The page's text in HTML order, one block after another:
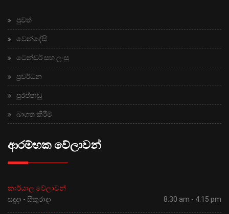
පුවත්
වෙන්දේසි
ටෙන්ඩර් සහ ලංසු
ප්‍රවර්ධන
පුරප්පාඩු
බාගත කිරීම්
ආරම්භක වේලාවන්
කාර්යාල වේලාවන්
සඳුදා - සිකුරාදා
8.30 am - 4.15 pm